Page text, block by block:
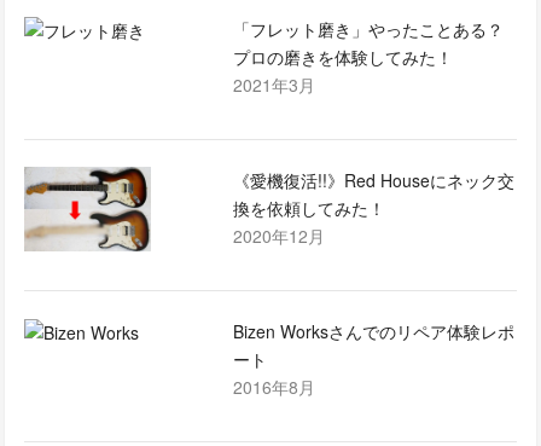
「フレット磨き」やったことある？
プロの磨きを体験してみた！
2021年3月
《愛機復活!!》Red Houseにネック交
換を依頼してみた！
2020年12月
Bizen Worksさんでのリペア体験レポ
ート
2016年8月